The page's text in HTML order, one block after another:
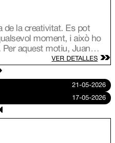
que defensa que
de la creativitat. Es pot
moment, i això ho
Per aquest motiu, Juan
les fonts
i descobrim com
d’alçada amb murals arreu
perfumista que defensa que
que treballa el vidre
VER DETALLES
21-05-2026
17-05-2026